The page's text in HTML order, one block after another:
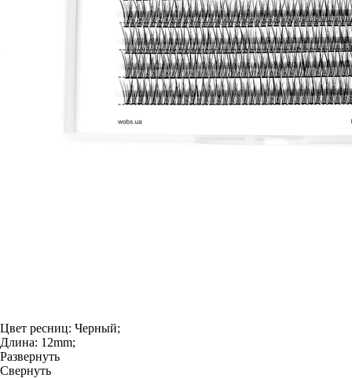
Цвет ресниц: Черный;
Длина: 12mm;
Развернуть
Свернуть